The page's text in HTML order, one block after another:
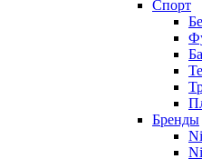
Спорт
Бренды